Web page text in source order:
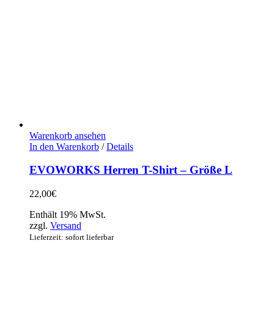
Warenkorb ansehen
In den Warenkorb / Details
EVOWORKS Herren T-Shirt – Größe L
22,00€
Enthält 19% MwSt.
zzgl. Versand
Lieferzeit: sofort lieferbar